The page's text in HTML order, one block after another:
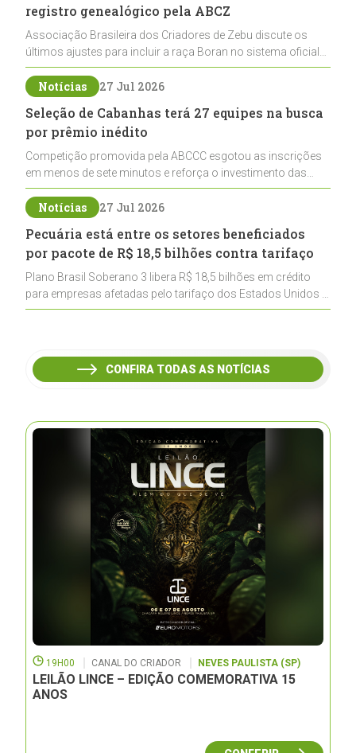
registro genealógico pela ABCZ
Associação Brasileira dos Criadores de Zebu discute os
últimos ajustes para incluir a raça Boran no sistema oficial
de registros, abrindo caminho para sua expansão na
pecuária nacional
Notícias 27 Jul 2026
Seleção de Cabanhas terá 27 equipes na busca
por prêmio inédito
Competição promovida pela ABCCC esgotou as inscrições
em menos de sete minutos e reforça o investimento das
cabanhas na seleção genética de Cavalos Crioulos voltados
ao laço
Notícias 27 Jul 2026
Pecuária está entre os setores beneficiados
por pacote de R$ 18,5 bilhões contra tarifaço
Plano Brasil Soberano 3 libera R$ 18,5 bilhões em crédito
para empresas afetadas pelo tarifaço dos Estados Unidos e
inclui a pecuária entre os setores estratégicos
CONFIRA TODAS AS NOTÍCIAS
19H00 CANAL DO CRIADOR NEVES PAULISTA (SP)
LEILÃO LINCE – EDIÇÃO COMEMORATIVA 15
ANOS